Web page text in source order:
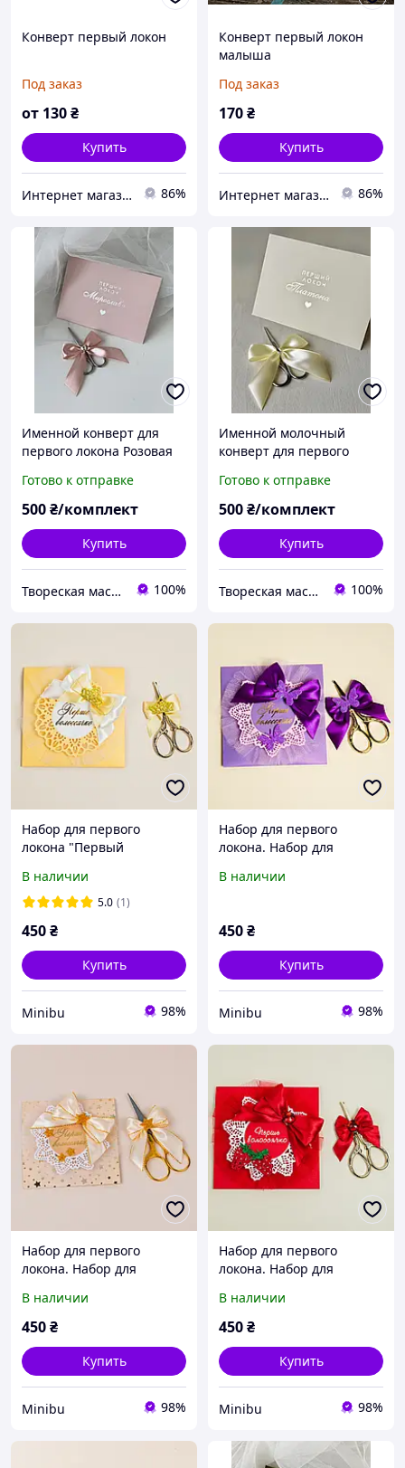
Конверт первый локон
Под заказ
от 130₴
Купить
Интернет магазин "Decor Land власне виробництво" 86%
Конверт первый локон
малыша
Под заказ
170₴
Купить
Интернет магазин "Decor Land власне виробництво" 86%
Именной конверт для
первого локона Розовая
ножницами
Готово к отправке
500₴/комплект
Купить
Твореская мастерская "JulArts" 100%
Именной молочный
конверт для первого
(золото)
Готово к отправке
500₴/комплект
Купить
Твореская мастерская "JulArts" 100%
Набор для первого
локона "Первый
В наличии
5.0 (1)
450₴
Купить
Minibu 98%
Набор для первого
локона. Набор для
Сирень для девочки
В наличии
450₴
Купить
Minibu 98%
Набор для первого
локона. Набор для
девочки "Нежность"
В наличии
450₴
Купить
Minibu 98%
Набор для первого
локона. Набор для
девочки "Клубнички"
В наличии
450₴
Купить
Minibu 98%